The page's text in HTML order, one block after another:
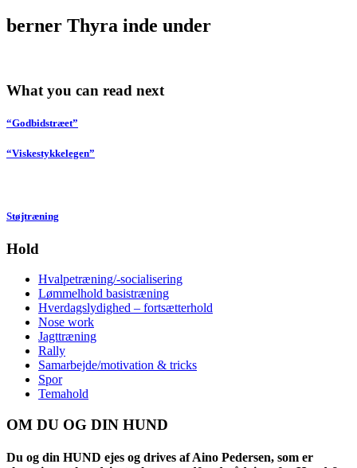
berner Thyra inde under
What you can read next
“Godbidstræet”
“Viskestykkelegen”
Støjtræning
Hold
Hvalpetræning/-socialisering
Lømmelhold basistræning
Hverdagslydighed – fortsætterhold
Nose work
Jagttræning
Rally
Samarbejde/motivation & tricks
Spor
Temahold
OM DU OG DIN HUND
Du og din HUND ejes og drives af Aino Pedersen, som er